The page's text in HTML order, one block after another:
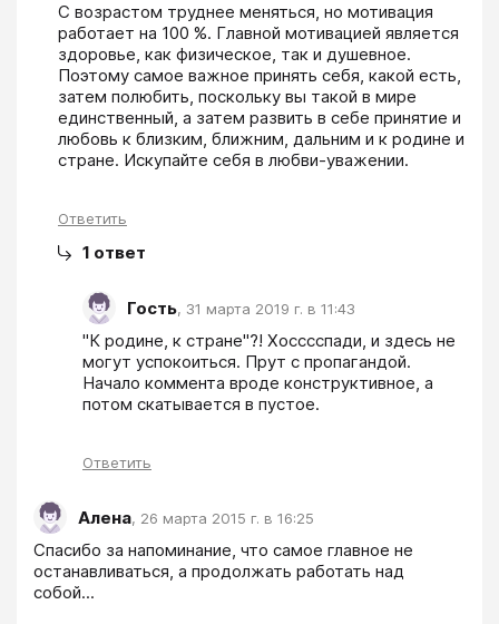
С возрастом труднее меняться, но мотивация
работает на 100 %. Главной мотивацией является
здоровье, как физическое, так и душевное.
Поэтому самое важное принять себя, какой есть,
затем полюбить, поскольку вы такой в мире
единственный, а затем развить в себе принятие и
любовь к близким, ближним, дальним и к родине и
стране. Искупайте себя в любви-уважении.
Ответить
1 ответ
Гость, 31 марта 2019 г. в 11:43
"К родине, к стране"?! Хосссспади, и здесь не
могут успокоиться. Прут с пропагандой.
Начало коммента вроде конструктивное, а
потом скатывается в пустое.
Ответить
Алена, 26 марта 2015 г. в 16:25
Спасибо за напоминание, что самое главное не
останавливаться, а продолжать работать над
собой...